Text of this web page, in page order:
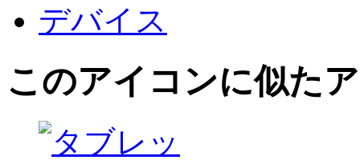
デバイス
このアイコンに似た